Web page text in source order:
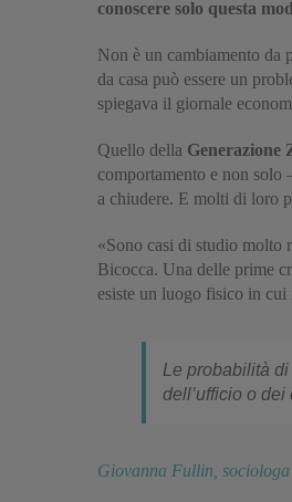
conoscere solo questa
Non è un cambiamento da
da casa può essere un
spiegava il giornale
Quello della Generazione
comportamento e non solo
a chiudere. E molti di loro
«Sono casi di studio molto
Bicocca. Una delle prime
esiste un luogo fisico in
Le probabilità
dell’ufficio o
Giovanna Fullin,